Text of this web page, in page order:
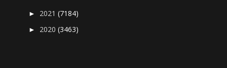
► 2021(7184)
► 2020(3463)